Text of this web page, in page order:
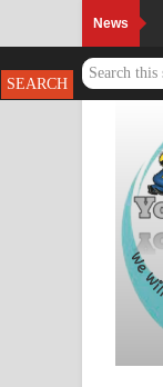
News